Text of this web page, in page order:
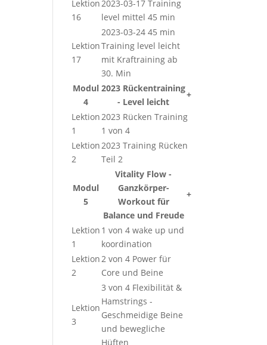
Lektion
16
2023-03-17 Training
level mittel 45 min
Lektion
17
2023-03-24 45 min
Training level leicht
mit Kraftraining ab
30. Min
Modul
4
2023 Rückentraining
- Level leicht
+
Lektion
1
2023 Rücken Training
1 von 4
Lektion
2
2023 Training Rücken
Teil 2
Modul
5
Vitality Flow -
Ganzkörper-
Workout für
Balance und Freude
+
Lektion
1
1 von 4 wake up und
koordination
Lektion
2
2 von 4 Power für
Core und Beine
Lektion
3
3 von 4 Flexibilität &
Hamstrings -
Geschmeidige Beine
und bewegliche
Hüften